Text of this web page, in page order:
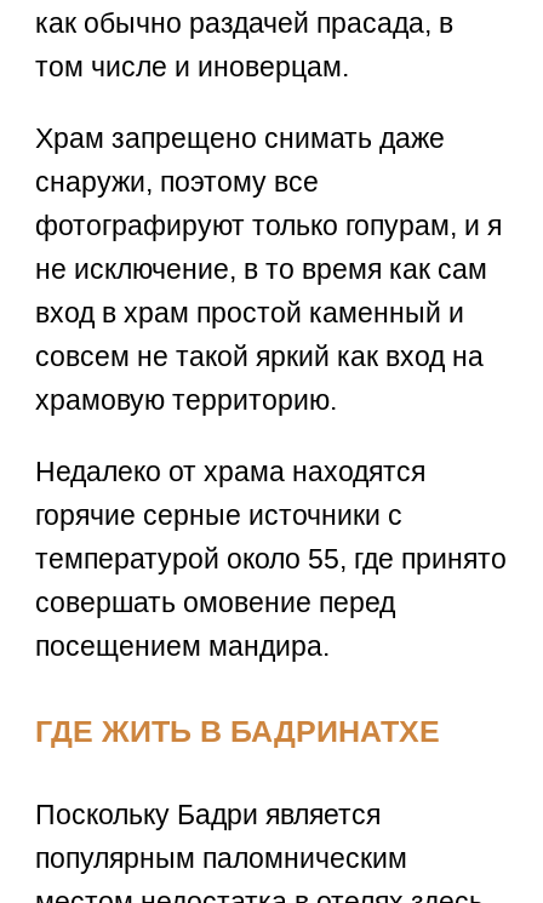
как обычно раздачей прасада, в
том числе и иноверцам.
Храм запрещено снимать даже
снаружи, поэтому все
фотографируют только гопурам, и я
не исключение, в то время как сам
вход в храм простой каменный и
совсем не такой яркий как вход на
храмовую территорию.
Недалеко от храма находятся
горячие серные источники с
температурой около 55, где принято
совершать омовение перед
посещением мандира.
ГДЕ ЖИТЬ В БАДРИНАТХЕ
Поскольку Бадри является
популярным паломническим